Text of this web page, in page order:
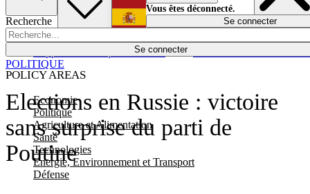
Recherche
Se connecter
POLICY AREAS
Economie
Politique
Agriculture et Alimentation
Santé
Technologies
Energie, Environnement et Transport
Défense
Économie
Español
Vous êtes déconnecté.
Se connecter
Elections en Russie : victoire
sans surprise du parti de
Poutine
POLITIQUE